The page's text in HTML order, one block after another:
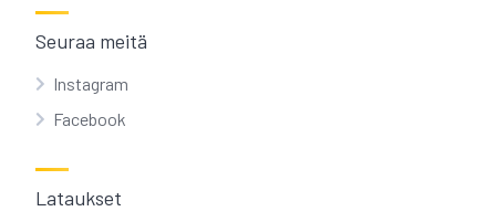
Seuraa meitä
Instagram
Facebook
Lataukset